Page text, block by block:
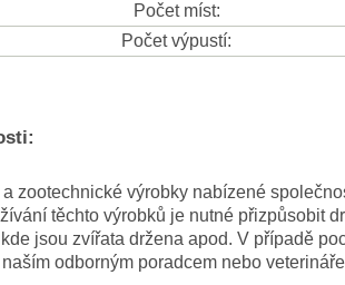
Počet míst:
Počet výpustí:
zootechnické výrobky nabízené
těchto výrobků je nutné přizpůsobit
jsou zvířata držena apod. V případě
odborným poradcem nebo